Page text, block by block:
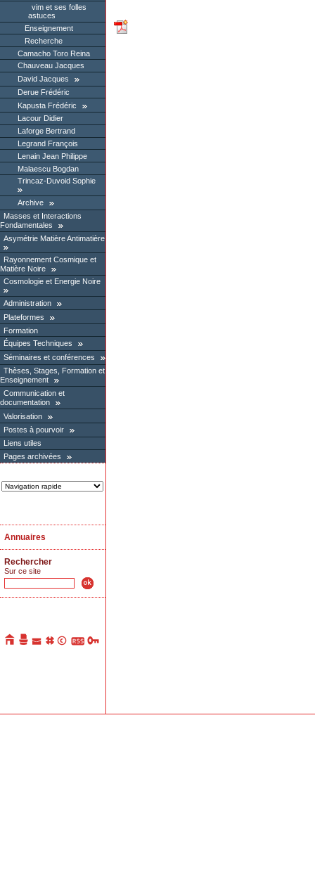
vim et ses folles
astuces
Enseignement
Recherche
Camacho Toro Reina
Chauveau Jacques
David Jacques
Derue Frédéric
Kapusta Frédéric
Lacour Didier
Laforge Bertrand
Legrand François
Lenain Jean Philippe
Malaescu Bogdan
Trincaz-Duvoid Sophie
Archive
Masses et Interactions
Fondamentales
Asymétrie Matière Antimatière
Rayonnement Cosmique et
Matière Noire
Cosmologie et Energie Noire
Administration
Plateformes
Formation
Équipes Techniques
Séminaires et conférences
Thèses, Stages, Formation et
Enseignement
Communication et
documentation
Valorisation
Postes à pourvoir
Liens utiles
Pages archivées
Annuaires
Rechercher
Sur ce site